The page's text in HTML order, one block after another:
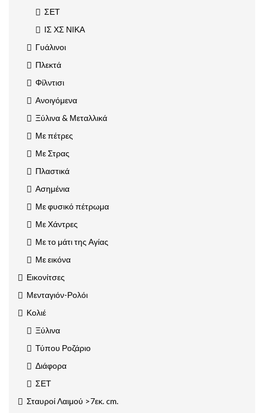
ΣΕΤ
ΙΣ ΧΣ ΝΙΚΑ
Γυάλινοι
Πλεκτά
Φίλντισι
Ανοιγόμενα
Ξύλινα & Μεταλλικά
Με πέτρες
Με Στρας
Πλαστικά
Ασημένια
Με φυσικό πέτρωμα
Με Χάντρες
Με το μάτι της Αγίας
Με εικόνα
Εικονίτσες
Μενταγιόν-Ρολόι
Κολιέ
Ξύλινα
Τύπου Ροζάριο
Διάφορα
ΣΕΤ
Σταυροί Λαιμού >7εκ. cm.